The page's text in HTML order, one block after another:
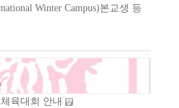
Winter Campus)본교생 등
육대회 안내